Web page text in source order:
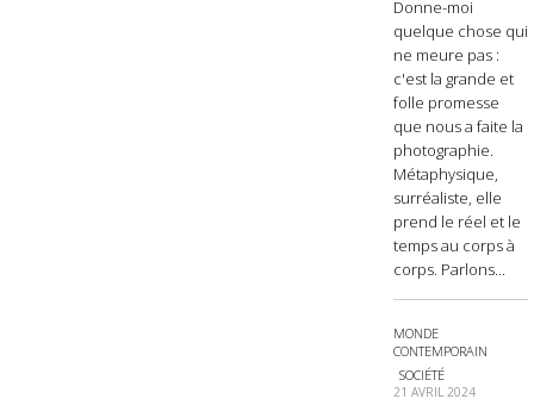
Donne-moi
quelque chose qui
ne meure pas :
c'est la grande et
folle promesse
que nous a faite la
photographie.
Métaphysique,
surréaliste, elle
prend le réel et le
temps au corps à
corps. Parlons...
MONDE
CONTEMPORAIN
SOCIÉTÉ
21 AVRIL 2024